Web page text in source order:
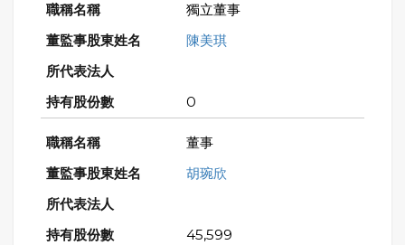
獨立董事
陳美琪
0
董事
胡琬欣
45,599